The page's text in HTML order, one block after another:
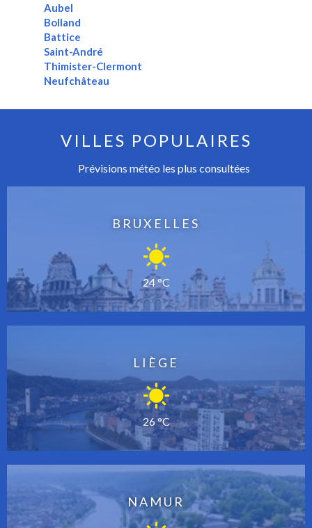
Aubel
Bolland
Battice
Saint-André
Thimister-Clermont
Neufchâteau
VILLES POPULAIRES
Prévisions météo les plus consultées
BRUXELLES
24 °C
LIÈGE
26 °C
NAMUR